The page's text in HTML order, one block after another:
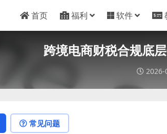
首页 福利 软件
跨境电商财税合规底
2026-
常见问题